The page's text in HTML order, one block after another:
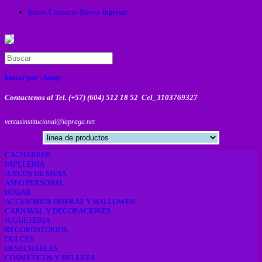
Inicio Contacto Nuevo Ingresar
buscar por : Array
Contactenos al Tel. (+57) (604) 512 18 52 Cel_3103769327
ventasinstitucional@lapraga.net
CACHARROS
PAPELERIA
JUEGOS DE MESA
ASEO PERSONAL
HOGAR
ACCESORIOS DISFRAZ Y HALLOWEN
CARNAVAL Y DECORACIONES
JUGUETERIA
RECORDATORIOS
DULCES
DESECHABLES
COSMETICOS Y BELLEZA